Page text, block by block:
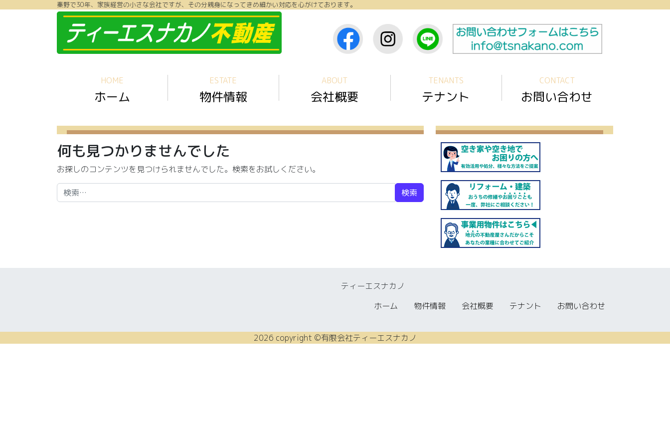
秦野で30年、家族経営の小さな会社ですが、その分親身になってきめ細かい対応を心がけております。
HOME
ホーム
ESTATE
物件情報
ABOUT
会社概要
TENANTS
テナント
CONTACT
お問い合わせ
何も見つかりませんでした
お探しのコンテンツを見つけられませんでした。検索をお試しください。
検索:
ティーエスナカノ
ホーム
物件情報 会社概要 テナント お問い合わせ
2026 copyright ©有限会社ティーエスナカノ